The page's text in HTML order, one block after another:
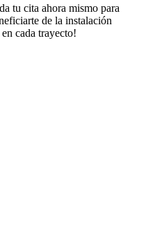
tu cita ahora mismo para
de la instalación
cada trayecto!